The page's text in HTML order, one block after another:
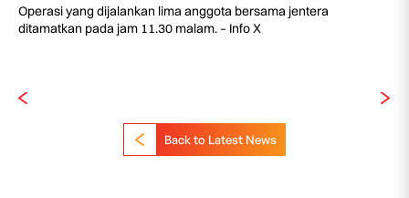
Operasi yang dijalankan lima anggota bersama jentera
ditamatkan pada jam 11.30 malam. – Info X
Back to Latest News